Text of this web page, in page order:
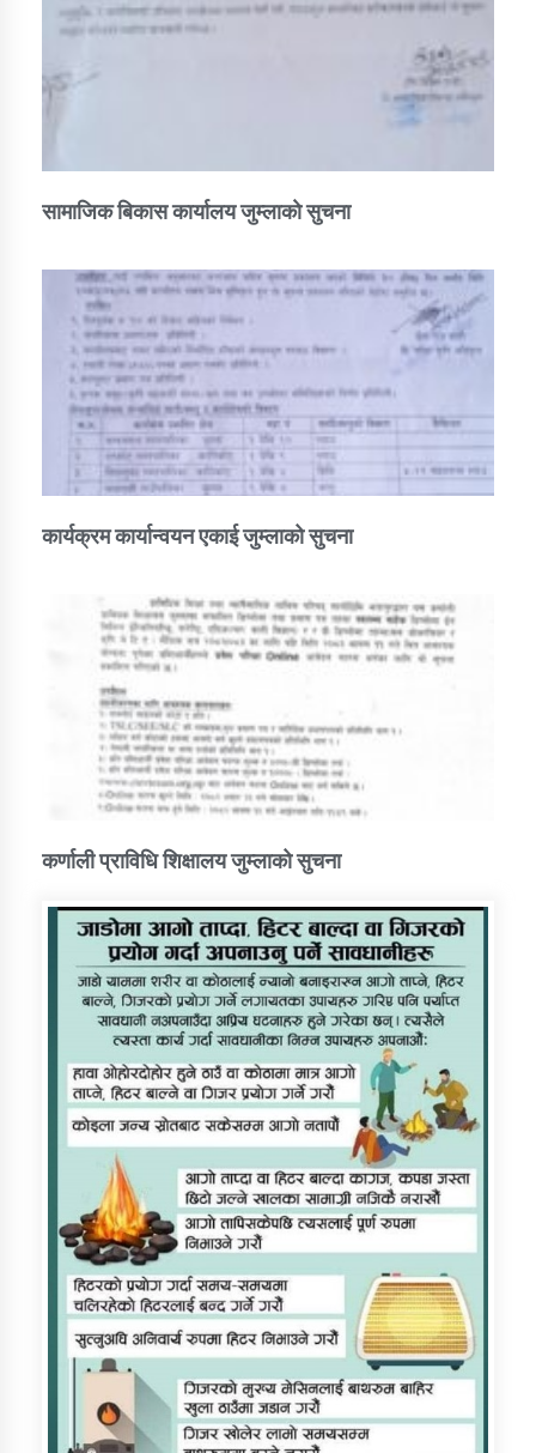
सामाजिक बिकास कार्यालय जुम्लाकाे सुचना
कार्यक्रम कार्यान्वयन एकाई जुम्लाको सुचना
कर्णाली प्राविधि शिक्षालय जुम्लाको सुचना